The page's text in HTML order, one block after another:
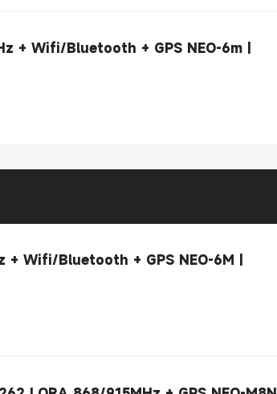
+ Wifi/Bluetooth + GPS NEO-6m |
+ Wifi/Bluetooth + GPS NEO-6M |